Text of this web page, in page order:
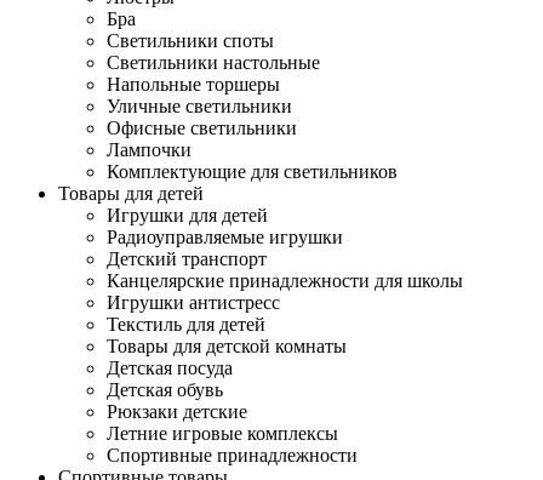
Бра
Светильники споты
Светильники настольные
Напольные торшеры
Уличные светильники
Офисные светильники
Лампочки
Комплектующие для светильников
Товары для детей
Игрушки для детей
Радиоуправляемые игрушки
Детский транспорт
Канцелярские принадлежности для школы
Игрушки антистресс
Текстиль для детей
Товары для детской комнаты
Детская посуда
Детская обувь
Рюкзаки детские
Летние игровые комплексы
Спортивные принадлежности